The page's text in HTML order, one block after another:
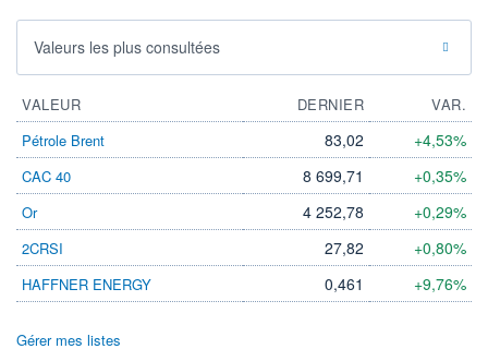
Valeurs les plus consultées
VALEUR DERNIER
VAR.
Pétrole Brent
83,02 +4,53%
CAC 40 8 699,71 +0,35%
Or 4 252,78 +0,29%
2CRSI 27,82 +0,80%
HAFFNER ENERGY 0,461 +9,76%
Gérer mes listes